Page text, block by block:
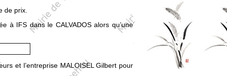
de prix.
à IFS dans le CALVADOS alors qu’une
et l’entreprise MALOISEL Gilbert pour